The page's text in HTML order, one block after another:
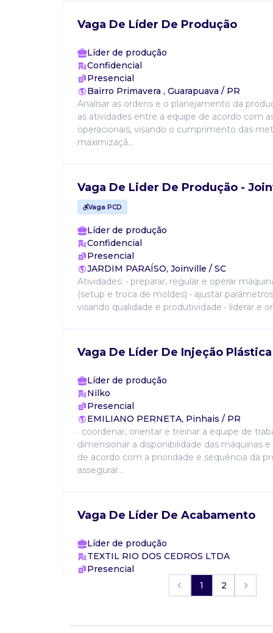
Vaga De Líder De Produção
Líder de produção
Confidencial
Presencial
Bairro Primavera , Guarapuava / PR
Analisar as ordens e o planejamento da
as atividades entre a equipe de acordo com
operacionais, visando o cumprimento das
maximizaçã...
Vaga De Lider De Produção -
Vaga PCD
Líder de produção
Confidencial
Presencial
JARDIM PARAÍSO, Joinville / SC
Atividades: • preparar, regular e operar
(setup e troca de moldes) • ajustar
visando qualidade e produtividade • liderar e
Vaga De Líder De Injeção Plástica
Líder de produção
Nilko
Presencial
EMILIANO PERNETA, Pinhais / PR
· coordenar, orientar e treinar a equipe de
dimensionar a disponibilidade das máquinas
de acordo com a prioridade e sequência da
assegurar...
Vaga De Líder De Acabamento
Líder de produção
TEXTIL RIO DOS CEDROS LTDA
Presencial
Centro, Rio dos Cedros / SC
Coordena tarefas do setor, acompanha
1 2